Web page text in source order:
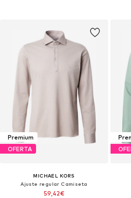
Premium
OFERTA
MICHAEL KORS
Ajuste regular Camiseta
59,42€